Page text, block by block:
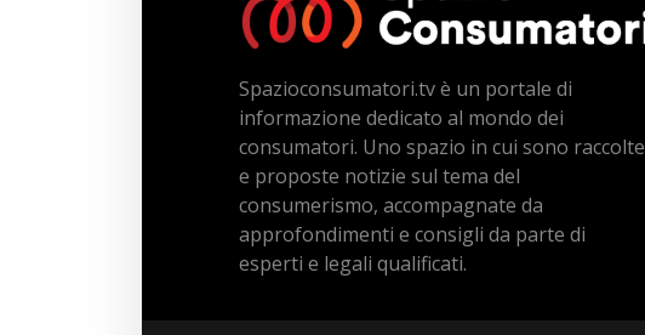
Spazioconsumatori.tv è un portale di
informazione dedicato al mondo dei
consumatori. Uno spazio in cui sono raccolte
e proposte notizie sul tema del
consumerismo, accompagnate da
approfondimenti e consigli da parte di
esperti e legali qualificati.